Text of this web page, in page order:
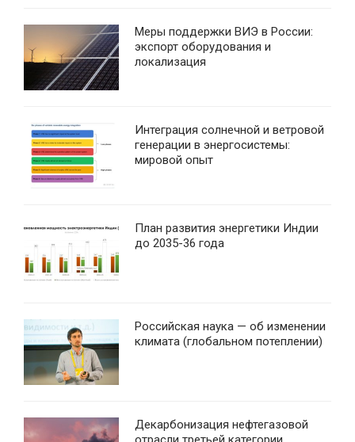
Меры поддержки ВИЭ в России:
экспорт оборудования и
локализация
Интеграция солнечной и ветровой
генерации в энергосистемы:
мировой опыт
План развития энергетики Индии
до 2035-36 года
Российская наука — об изменении
климата (глобальном потеплении)
Декарбонизация нефтегазовой